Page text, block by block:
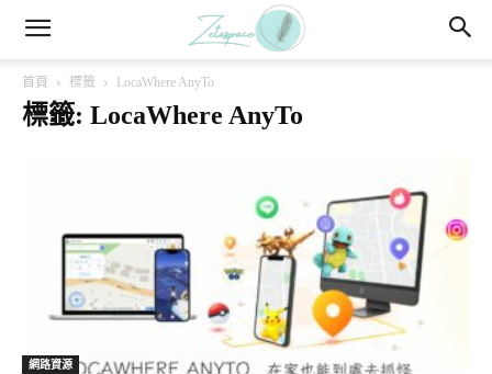
首頁 標籤 LocaWhere AnyTo
標籤: LocaWhere AnyTo
網路資源